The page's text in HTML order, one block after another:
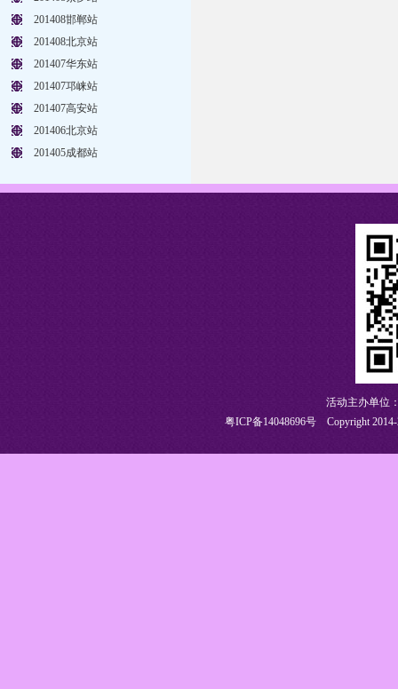
201408邯郸站
201408北京站
201407华东站
201407邛崃站
201407高安站
201406北京站
201405成都站
活动主办单位
粤ICP备14048696号
Copyright